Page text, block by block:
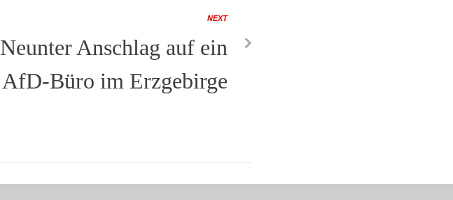
NEXT
Neunter Anschlag auf ein
AfD-Büro im Erzgebirge